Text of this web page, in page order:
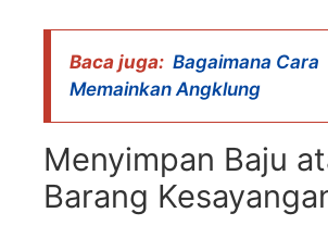
Baca juga: Bagaimana Cara
Memainkan Angklung
Menyimpan Baju
Barang